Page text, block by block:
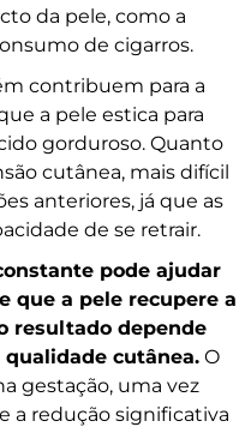
da pele, como a
de cigarros.
contribuem para a
a pele estica para
gorduroso. Quanto
cutânea, mais difícil
anteriores, já que as
de se retrair.
pode ajudar
que a pele recupere a
resultado depende
cutânea. O
gestação, uma vez
a redução significativa